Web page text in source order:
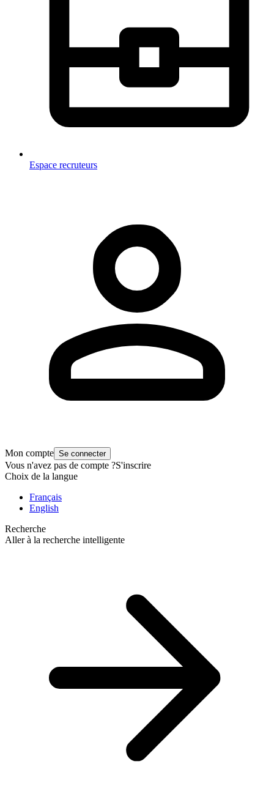
Espace recruteurs
Mon compte Se connecter
Vous n'avez pas de compte ?S'inscrire
Choix de la langue
Français
English
Recherche
Aller à la recherche intelligente